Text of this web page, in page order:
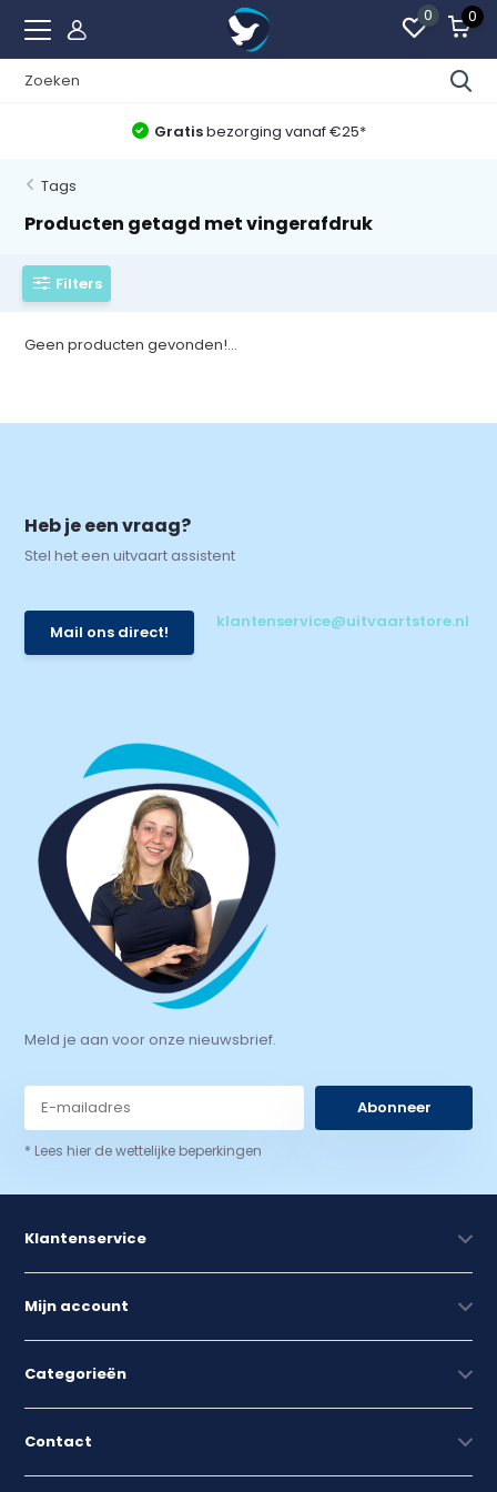
0 0
Gratisbezorging vanaf €25*
Tags
Producten getagd met vingerafdruk
Filters
Geen producten gevonden!...
Heb je een vraag?
Stel het een uitvaart assistent
Mail ons direct!
klantenservice@uitvaartstore.nl
Meld je aan voor onze nieuwsbrief.
Abonneer
* Lees hier de wettelijke beperkingen
Klantenservice
Mijn account
Categorieën
Contact